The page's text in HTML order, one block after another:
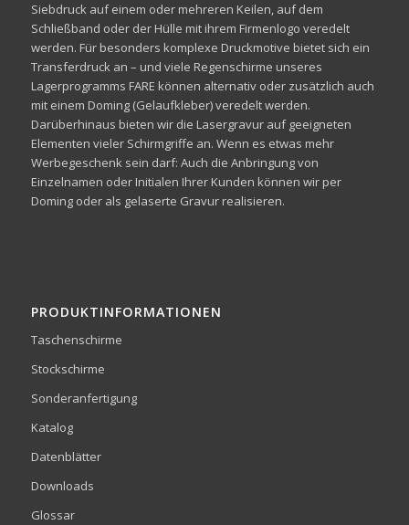
Siebdruck auf einem oder mehreren Keilen, auf dem
Schließband oder der Hülle mit ihrem Firmenlogo veredelt
werden. Für besonders komplexe Druckmotive bietet sich ein
Transferdruck an – und viele Regenschirme unseres
Lagerprogramms FARE können alternativ oder zusätzlich auch
mit einem Doming (Gelaufkleber) veredelt werden.
Darüberhinaus bieten wir die Lasergravur auf geeigneten
Elementen vieler Schirmgriffe an. Wenn es etwas mehr
Werbegeschenk sein darf: Auch die Anbringung von
Einzelnamen oder Initialen Ihrer Kunden können wir per
Doming oder als gelaserte Gravur realisieren.
PRODUKTINFORMATIONEN
Taschenschirme
Stockschirme
Sonderanfertigung
Katalog
Datenblätter
Downloads
Glossar